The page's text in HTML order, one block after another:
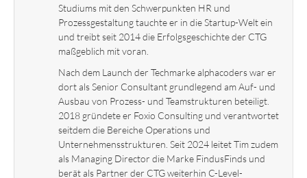
Studiums mit den Schwerpunkten HR und
Prozessgestaltung tauchte er in die Startup-Welt ein
und treibt seit 2014 die Erfolgsgeschichte der CTG
maßgeblich mit voran.
Nach dem Launch der Techmarke alphacoders war er
dort als Senior Consultant grundlegend am Auf- und
Ausbau von Prozess- und Teamstrukturen beteiligt.
2018 gründete er Foxio Consulting und verantwortet
seitdem die Bereiche Operations und
Unternehmensstrukturen. Seit 2024 leitet Tim zudem
als Managing Director die Marke FindusFinds und
berät als Partner der CTG weiterhin C-Level-